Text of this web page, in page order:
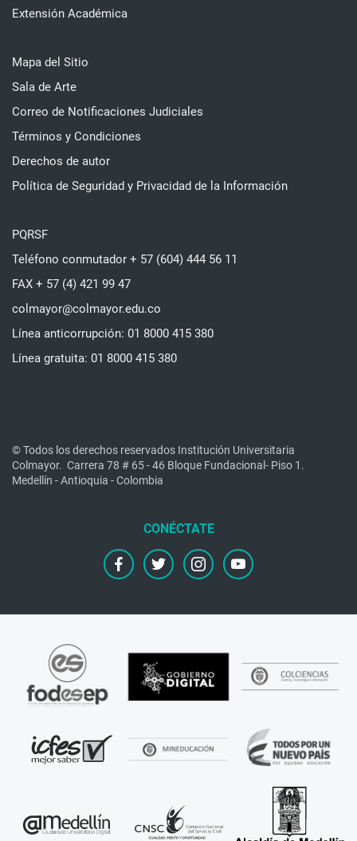
Extensión Académica
Mapa del Sitio
Sala de Arte
Correo de Notificaciones Judiciales
Términos y Condiciones
Derechos de autor
Política de Seguridad y Privacidad de la Información
PQRSF
Teléfono conmutador + 57 (604) 444 56 11
FAX + 57 (4) 421 99 47
colmayor@colmayor.edu.co
Línea anticorrupción: 01 8000 415 380
Línea gratuita: 01 8000 415 380
© Todos los derechos reservados Institución Universitaria
Colmayor. Carrera 78 # 65 - 46 Bloque Fundacional- Piso 1.
Medellín - Antioquia - Colombia
facebooktwitter instagramyoutube